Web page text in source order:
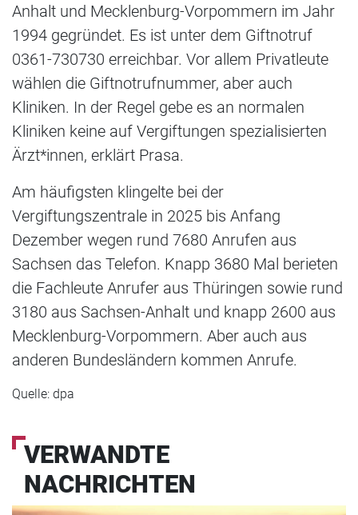
Anhalt und Mecklenburg-Vorpommern im Jahr
1994 gegründet. Es ist unter dem Giftnotruf
0361-730730 erreichbar. Vor allem Privatleute
wählen die Giftnotrufnummer, aber auch
Kliniken. In der Regel gebe es an normalen
Kliniken keine auf Vergiftungen spezialisierten
Ärzt*innen, erklärt Prasa.
Am häufigsten klingelte bei der
Vergiftungszentrale in 2025 bis Anfang
Dezember wegen rund 7680 Anrufen aus
Sachsen das Telefon. Knapp 3680 Mal berieten
die Fachleute Anrufer aus Thüringen sowie rund
3180 aus Sachsen-Anhalt und knapp 2600 aus
Mecklenburg-Vorpommern. Aber auch aus
anderen Bundesländern kommen Anrufe.
Quelle: dpa
VERWANDTE
NACHRICHTEN